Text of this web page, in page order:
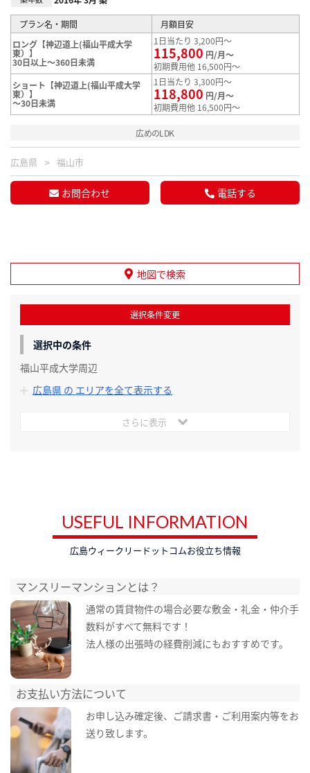
プラン名・期間
月額目安
ロング【神辺道上(福山平成大学
東）】
30日以上～360日未満
1日当たり 3,200円～
115,800 円/月～
初期費用他 16,500円～
ショート【神辺道上(福山平成大学
東）】
～30日未満
1日当たり 3,300円～
118,800 円/月～
初期費用他 16,500円～
広めのLDK
広島県 福山市
お問合わせ 電話する
地図で検索
選択条件変更
選択中の条件
福山平成大学周辺
広島県 の エリアを全て表示する
さらに表示
USEFUL INFORMATION
広島ウィークリードットコムお役立ち情報
マンスリーマンションとは？
通常の賃貸物件の場合必要な敷金・礼金・仲介手
数料がすべて無料です！
法人様の出張時の経費削減にもおすすめです。
お支払い方法について
お申し込み確定後、ご請求書・ご利用案内等をお
送り致します。